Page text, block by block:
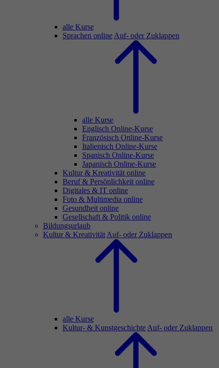
alle Kurse
Sprachen online Auf- oder Zuklappen
alle Kurse
Englisch Online-Kurse
Französisch Online-Kurse
Italienisch Online-Kurse
Spanisch Online-Kurse
Japanisch Online-Kurse
Kultur & Kreativität online
Beruf & Persönlichkeit online
Digitales & IT online
Foto & Multimedia online
Gesundheit online
Gesellschaft & Politik online
Bildungsurlaub
Kultur & Kreativität Auf- oder Zuklappen
alle Kurse
Kultur- & Kunstgeschichte Auf- oder Zuklappen